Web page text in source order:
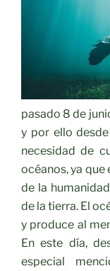
pasado 8 de
y por ello
necesidad de
océanos, ya que
de la
de la tierra. El
y produce al
En este día,
especial